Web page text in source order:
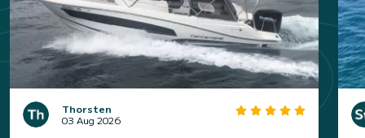
Thorsten
03 Aug 2026